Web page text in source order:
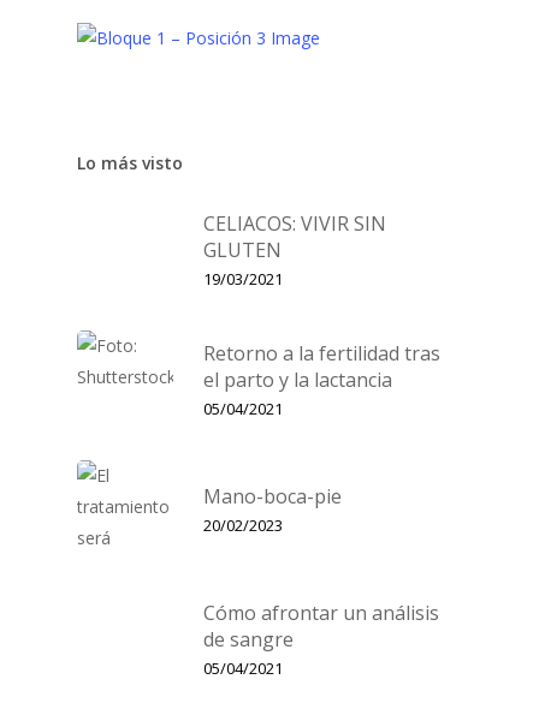
Lo más visto
CELIACOS: VIVIR SIN
GLUTEN
19/03/2021
Retorno a la fertilidad tras
el parto y la lactancia
05/04/2021
Mano-boca-pie
20/02/2023
Cómo afrontar un análisis
de sangre
05/04/2021